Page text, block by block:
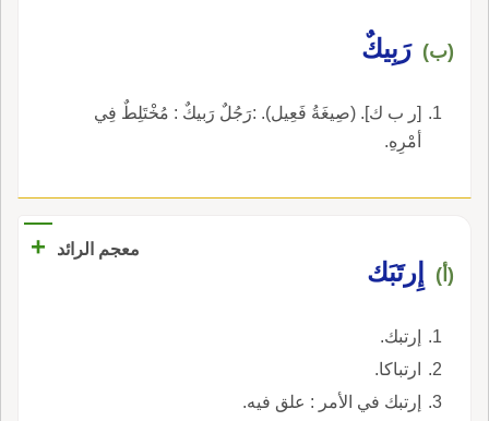
(ب) رَبِيكٌ
[ر ب ك]. (صِيغَةُ فَعِيل). :رَجُلٌ رَبيكٌ : مُخْتَلِطٌ فِي
أمْرِهِ.
معجم الرائد +
(أ) إِرتَبَك
إرتبك.
ارتباكا.
إرتبك في الأمر : علق فيه.